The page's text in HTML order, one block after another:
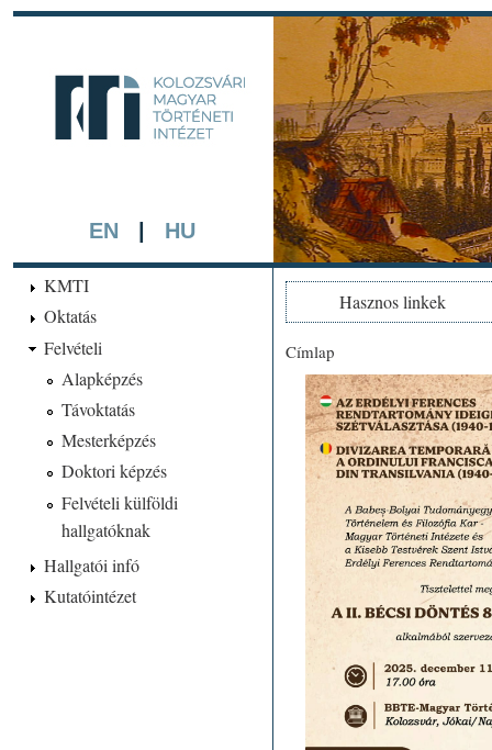
EN HU
A háttérben részlet a
készített színezett
KMTI
Oktatás
Felvételi
Alapképzés
Távoktatás
Mesterképzés
Doktori képzés
Felvételi külföldi
hallgatóknak
Hallgatói infó
Kutatóintézet
Hasznos linkek
Jelenlegi hely
Címlap